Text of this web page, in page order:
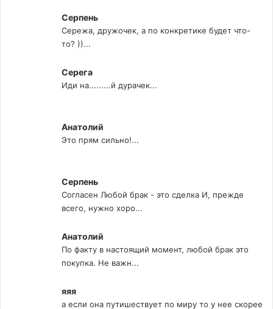
Серпень
Сережа, дружочек, а по конкретике будет что-
то? ))...
Серега
Иди на.........й дурачек...
Анатолий
Это прям сильно!...
Серпень
Согласен Любой брак - это сделка И, прежде
всего, нужно хоро...
Анатолий
По факту в настоящий момент, любой брак это
покупка. Не важн...
яяя
а если она путишествует по миру то у нее скорее